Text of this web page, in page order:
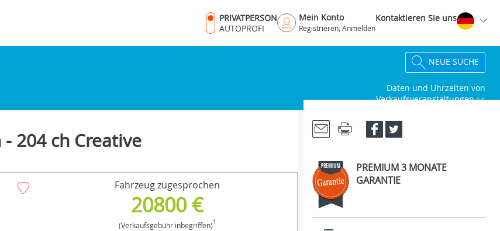
PRIVATPERSON
AUTOPROFI
Mein Konto
Registrieren, Anmelden
Kontaktieren Sie uns
NEUE SUCHE
Daten und Uhrzeiten von
Verkaufsveranstaltungen
204 ch Creative
Fahrzeug zugesprochen
20800 €
(Verkaufsgebühr inbegriffen)1
PREMIUM 3 MONATE
GARANTIE